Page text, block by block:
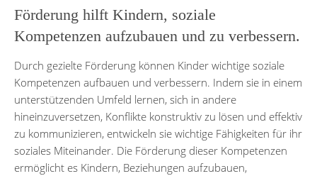
Förderung hilft Kindern, soziale
Kompetenzen aufzubauen und zu verbessern.
Durch gezielte Förderung können Kinder wichtige soziale
Kompetenzen aufbauen und verbessern. Indem sie in einem
unterstützenden Umfeld lernen, sich in andere
hineinzuversetzen, Konflikte konstruktiv zu lösen und effektiv
zu kommunizieren, entwickeln sie wichtige Fähigkeiten für ihr
soziales Miteinander. Die Förderung dieser Kompetenzen
ermöglicht es Kindern, Beziehungen aufzubauen,